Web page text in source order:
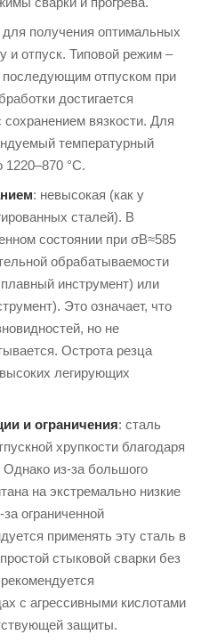
для получения оптимальных
и отпуск. Типовой режим –
последующим отпуском при
достигается
вязкости. Для
температурный
1220–870 °C.
: невысокая (как у
сталей). В
состоянии при σВ≈585
обрабатываемости
инструмент) или
Это означает, что
но не
Острота резца
легирующих
и ограничения: сталь
хрупкости благодаря
из-за большого
на экстремально низкие
ограниченной
применять эту сталь в
стыковой сварки без
с агрессивными кислотами
защиты.